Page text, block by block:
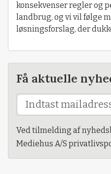
konsekvenser regler og
landbrug, og vi vil følge
løsningsforslag, der
Få aktuelle
Ved tilmelding af
Mediehus A/S